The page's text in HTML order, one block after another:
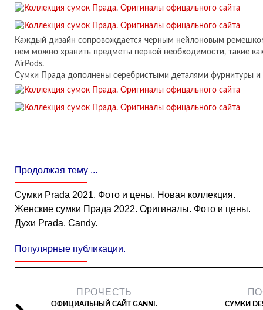
Каждый дизайн сопровождается черным нейлоновым
нем можно хранить предметы первой необходимости, такие
AirPods.
Сумки Прада дополнены серебристыми деталями фурнитуры и
Продолжая тему ...
Сумки Prada 2021. Фото и цены. Новая коллекция.
Женские сумки Прада 2022. Оригиналы. Фото и цены.
Духи Prada. Candy.
Популярные публикации.
ПРОЧЕСТЬ
ОФИЦИАЛЬНЫЙ САЙТ GANNI.
СУМКИ